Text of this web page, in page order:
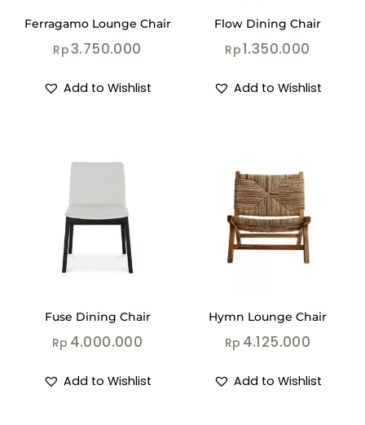
Ferragamo Lounge Chair
Rp3.750.000
Add to Wishlist
Flow Dining Chair
Rp1.350.000
Add to Wishlist
Fuse Dining Chair
Rp 4.000.000
Add to Wishlist
Hymn Lounge Chair
Rp 4.125.000
Add to Wishlist